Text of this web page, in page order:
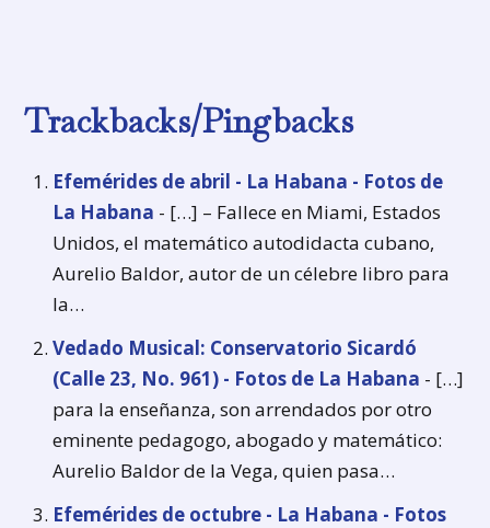
Trackbacks/Pingbacks
Efemérides de abril - La Habana - Fotos de
La Habana - […] – Fallece en Miami, Estados
Unidos, el matemático autodidacta cubano,
Aurelio Baldor, autor de un célebre libro para
la…
Vedado Musical: Conservatorio Sicardó
(Calle 23, No. 961) - Fotos de La Habana - […]
para la enseñanza, son arrendados por otro
eminente pedagogo, abogado y matemático:
Aurelio Baldor de la Vega, quien pasa…
Efemérides de octubre - La Habana - Fotos